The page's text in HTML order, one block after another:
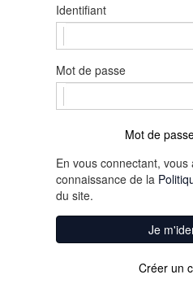
Identifiant
Mot de passe
Mot de
En vous connectant,
connaissance de la
du site.
Je
Créer un